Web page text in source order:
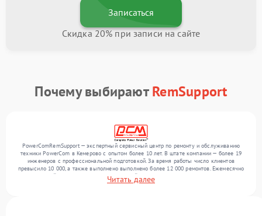
Записаться
Скидка 20% при записи на сайте
Почему выбираютRemSupport
PowerComRemSupport — экспертный сервисный центр по ремонту и обслуживанию
техники PowerCom в Кемерово с опытом более 10 лет. В штате компании — более 19
инженеров с профессиональной подготовкой. За время работы число клиентов
превысило 10 000, а также выполнено выполнено более 12 000 ремонтов. Ежемесячно
в сервисный центр поступает от 300 устройств, включая , , . Мы беремся за задачи
любой сложности и обеспечиваем надежный результат благодаря опыту команды.
Читать далее